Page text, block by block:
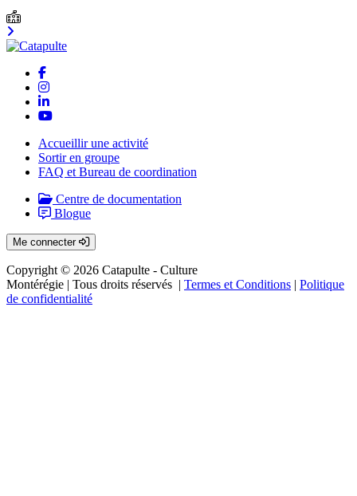
Accueillir une activité
Sortir en groupe
FAQ et Bureau de coordination
Centre de documentation
Blogue
Me connecter
Copyright © 2026 Catapulte - Culture
Montérégie | Tous droits réservés | Termes et Conditions
Politique
de confidentialité